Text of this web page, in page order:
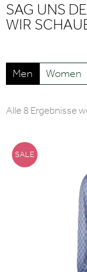
SAG UNS
WIR
Men Women
Alle 8 Ergebnisse
SALE